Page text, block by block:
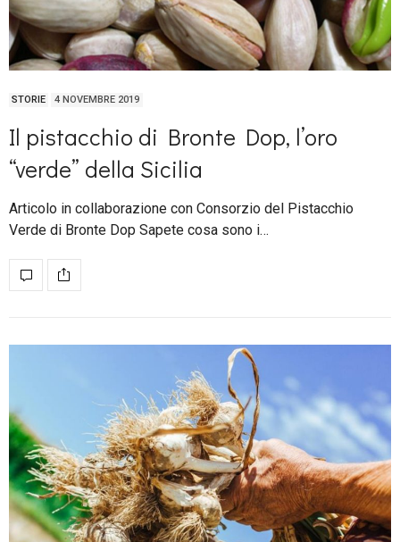
STORIE 4 NOVEMBRE 2019
Il pistacchio di Bronte Dop, l’oro
“verde” della Sicilia
Articolo in collaborazione con Consorzio del Pistacchio
Verde di Bronte Dop Sapete cosa sono i…